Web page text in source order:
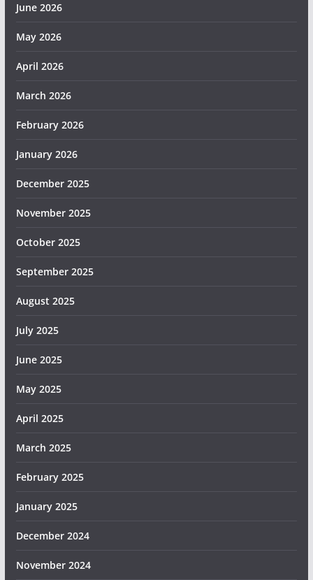
June 2026
May 2026
April 2026
March 2026
February 2026
January 2026
December 2025
November 2025
October 2025
September 2025
August 2025
July 2025
June 2025
May 2025
April 2025
March 2025
February 2025
January 2025
December 2024
November 2024